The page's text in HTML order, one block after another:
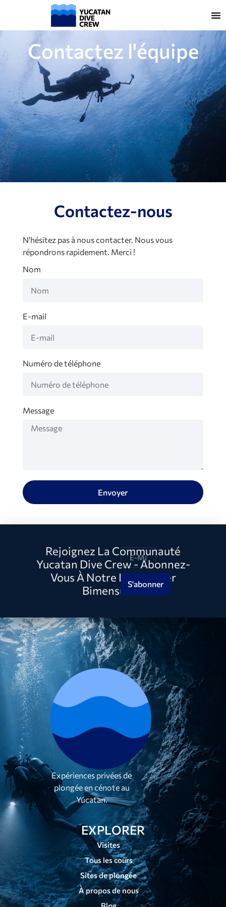
Contactez l'équipe
Contactez-nous
N'hésitez pas à nous contacter. Nous vous
répondrons rapidement. Merci !
Nom
E-mail
Numéro de téléphone
Message
Envoyer
Rejoignez La Communauté
Yucatan Dive Crew - Abonnez-
Vous À Notre Newsletter
BimensuelleS'abonner
Expériences privées de
plongée en cénote au
Yúcatan.
EXPLORER
Visites
Tous les cours
Sites de plongée
À propos de nous